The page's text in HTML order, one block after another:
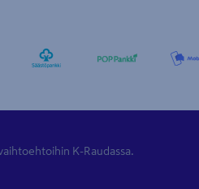
K-Raudassa.